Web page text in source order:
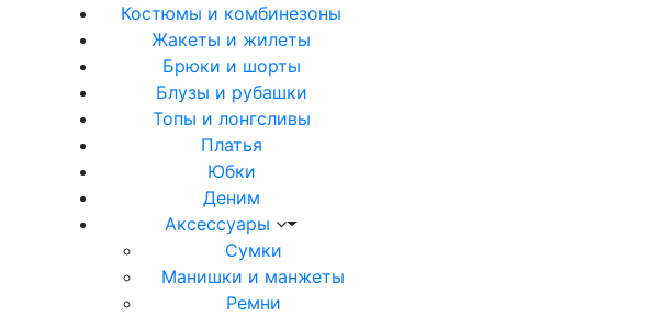
Костюмы и комбинезоны
Жакеты и жилеты
Брюки и шорты
Блузы и рубашки
Топы и лонгсливы
Платья
Юбки
Деним
Аксессуары
Сумки
Манишки и манжеты
Ремни